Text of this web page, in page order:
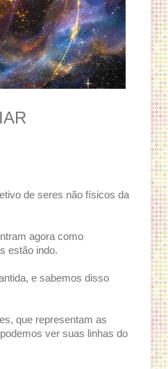
de seres não físicos da
agora como
estão indo.
e sabemos disso
que representam as
ver suas linhas do